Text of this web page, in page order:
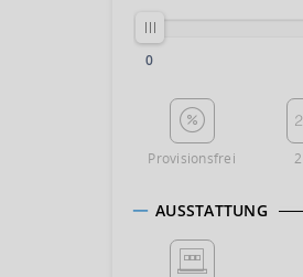
0
Provisionsfrei
AUSSTATTUNG